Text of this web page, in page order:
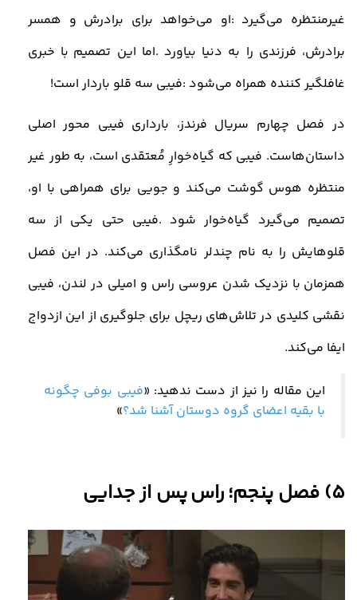
غیرمنتظره می‌گیرد:او می‌خواهد برای برادرش و همسر
برادرش، فرزندی را به دنیا بیاورد.اما این تصمیم با خبری
غافلگیر کننده همراه می‌شود :فیبی سه قلو باردار است!
در فصل چهارم سریال فرندز، بارداری فیبی محور اصلی
داستان‌هاست. فیبی که گیاه‌خوارِ مُعتقدی است، به‌ طور غیر
منتظره هوس گوشت می‌کند و جویی برای همراهی با او،
تصمیم می‌گیرد گیاه‌خوار شود.فیبی حتی یکی از سه
قلوهایش را به نام چندلر نامگذاری می‌کند. در این فصل
همزمان با نزدیک شدن عروسی راس و امیلی در لندن، فیبی
نقشی کلیدی در تلاش‌های ریچل برای جلوگیری از این ازدواج
ایفا می‌کند.
این مقاله را نیز از دست ندهید: «فیبی بوفی چگونه
با بقیه اعضای گروه دوستان آشنا شد؟»
5) فصل پنجم؛ راس پس از جدایی